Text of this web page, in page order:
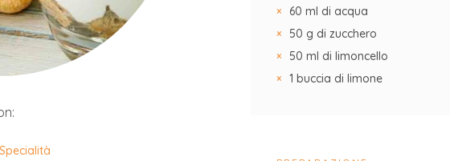
Specialità
60 ml di acqua
50 g di zucchero
50 ml di limoncello
1 buccia di limone